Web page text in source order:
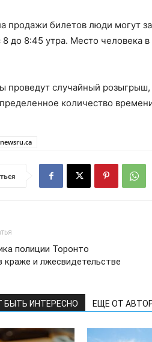
продажи билетов люди могут
8 до 8:45 утра. Место человека
проведут случайный
количество
newsru.ca
полиции Торонто
краже и лжесвидетельстве
ИНТЕРЕСНО ЕЩЕ ОТ